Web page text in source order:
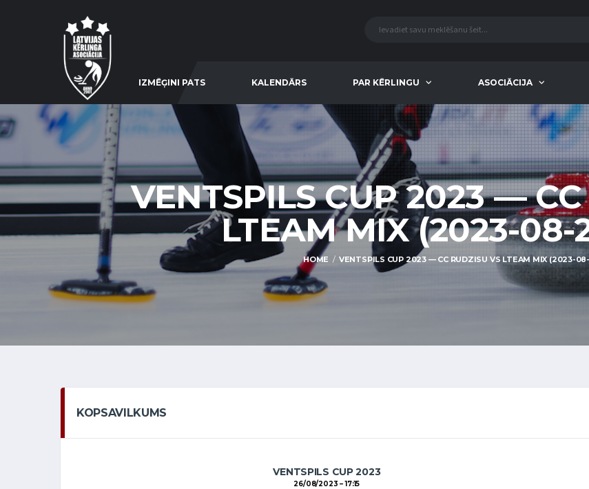
IZMĒĢINI PATS KALENDĀRS PAR KĒRLINGU ASOCIĀCIJA
VENTSPILS CUP 2023 —
LTEAM MIX (2023-08-
HOME VENTSPILS CUP 2023 — CC RUDZISU VS LTEAM MIX (2023-
KOPSAVILKUMS
VENTSPILS CUP 2023
26/08/2023 17:15